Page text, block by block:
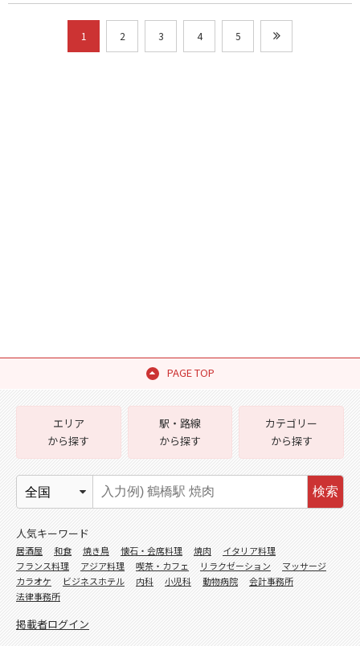
1 2 3 4 5
PAGE TOP
エリア
から探す
駅・路線
から探す
カテゴリー
から探す
検索
人気キーワード
居酒屋 和食 焼き鳥 懐石・会席料理 焼肉
イタリア料理
フランス料理
アジア料理 喫茶・カフェ リラクゼーション
マッサージ
カラオケ
ビジネスホテル 内科 小児科 動物病院
会計事務所
法律事務所
掲載者ログイン